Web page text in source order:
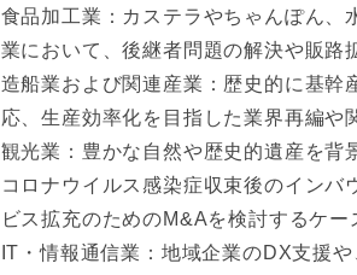
食品加工業：カステラやちゃんぽん、
業において、後継者問題の解決や販路
造船業および関連産業：歴史的に基幹
応、生産効率化を目指した業界再編や
観光業：豊かな自然や歴史的遺産を背
コロナウイルス感染症収束後のイン
ビス拡充のためのM&Aを検討するケー
IT・情報通信業：地域企業のDX支援